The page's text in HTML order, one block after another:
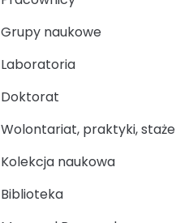
Grupy naukowe
Laboratoria
Doktorat
Wolontariat, praktyki, staże
Kolekcja naukowa
Biblioteka